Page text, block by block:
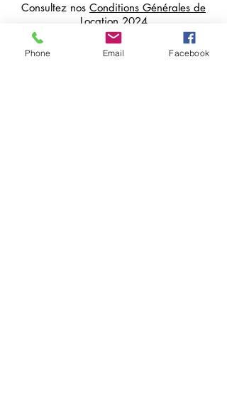
Consultez nos Conditions Générales de
Location 2024
Livraisons possibles sur Paris et en
Île de France
Phone Email Facebook